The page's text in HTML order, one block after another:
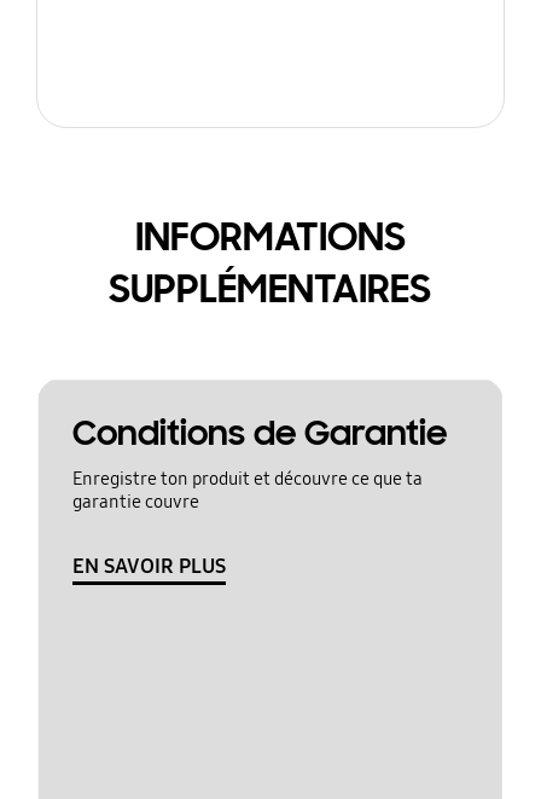
INFORMATIONS
SUPPLÉMENTAIRES
Conditions de Garantie
Enregistre ton produit et découvre ce que ta
garantie couvre
EN SAVOIR PLUS